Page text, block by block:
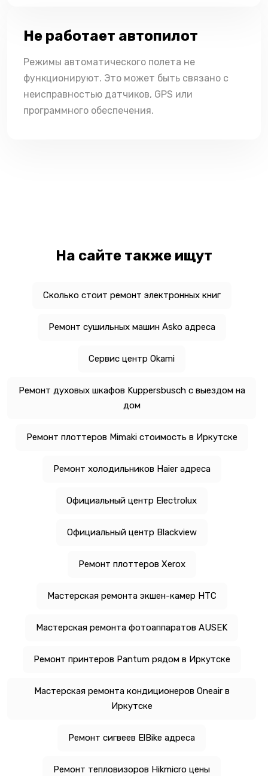
Не работает автопилот
Режимы автоматического полета не
функционируют. Это может быть связано с
неисправностью датчиков, GPS или
программного обеспечения.
На сайте также ищут
Сколько стоит ремонт электронных книг
Ремонт сушильных машин Asko адреса
Сервис центр Okami
Ремонт духовых шкафов Kuppersbusch с выездом на
дом
Ремонт плоттеров Mimaki стоимость в Иркутске
Ремонт холодильников Haier адреса
Официальный центр Electrolux
Официальный центр Blackview
Ремонт плоттеров Xerox
Мастерская ремонта экшен-камер HTC
Мастерская ремонта фотоаппаратов AUSEK
Ремонт принтеров Pantum рядом в Иркутске
Мастерская ремонта кондиционеров Oneair в
Иркутске
Ремонт сигвеев ElBike адреса
Ремонт тепловизоров Hikmicro цены